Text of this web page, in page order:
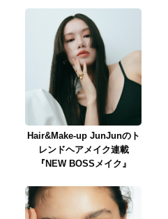
Hair&Make-up JunJunのト
レンドヘアメイク連載
『NEW BOSSメイク』